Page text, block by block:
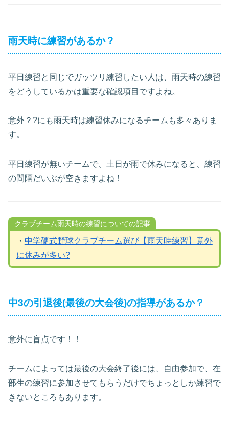
雨天時に練習があるか？
平日練習と同じでガッツリ練習したい人は、雨天時の練習
をどうしているかは重要な確認項目ですよね。
意外？?にも雨天時は練習休みになるチームも多々ありま
す。
平日練習が無いチームで、土日が雨で休みになると、練習
の間隔だいぶが空きますよね！
クラブチーム雨天時の練習についての記事
・ 中学硬式野球クラブチーム選び【雨天時練習】意外
に休みが多い?
中3の引退後(最後の大会後)の指導があるか？
意外に盲点です！！
チームによっては最後の大会終了後には、自由参加で、在
部生の練習に参加させてもらうだけでちょっとしか練習で
きないところもあります。